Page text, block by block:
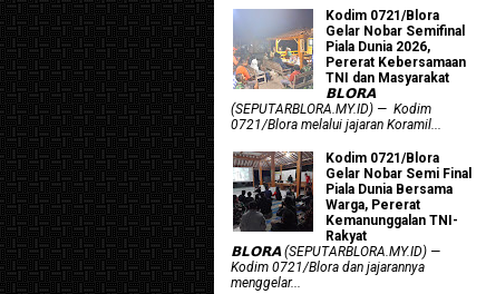
Kodim 0721/Blora
Gelar Nobar Semifinal
Piala Dunia 2026,
Pererat Kebersamaan
TNI dan Masyarakat
𝗕𝗟𝗢𝗥𝗔
(SEPUTARBLORA.MY.ID) — Kodim
0721/Blora melalui jajaran Koramil...
Kodim 0721/Blora
Gelar Nobar Semi Final
Piala Dunia Bersama
Warga, Pererat
Kemanunggalan TNI-
Rakyat
𝗕𝗟𝗢𝗥𝗔 (SEPUTARBLORA.MY.ID) —
Kodim 0721/Blora dan jajarannya
menggelar...